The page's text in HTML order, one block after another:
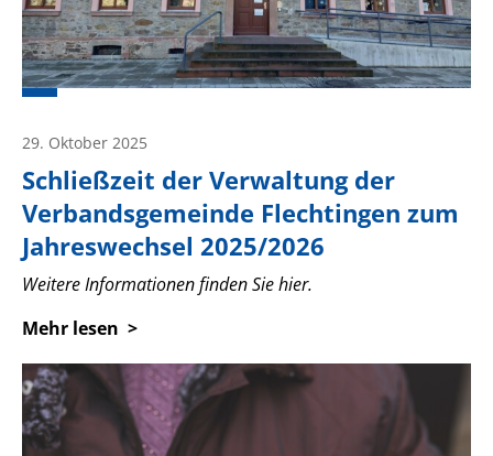
Schließzeit der Verwaltung der
Verbandsgemeinde Flechtingen zum
Jahreswechsel 2025/2026
29. Oktober 2025
Weitere Informationen finden Sie hier.
Mehr lesen